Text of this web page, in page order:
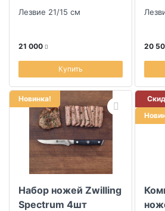
Лезвие 21/15 см
21 000
Купить
20
Новинка!
Набор ножей Zwilling
Spectrum 4шт